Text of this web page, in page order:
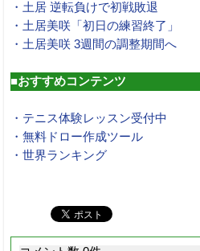
・土居 逆転負けで初戦敗退
・土居美咲「初日の練習終了」
・土居美咲 3週間の調整期間へ
■おすすめコンテンツ
・テニス体験レッスン受付中
・無料ドロー作成ツール
・世界ランキング